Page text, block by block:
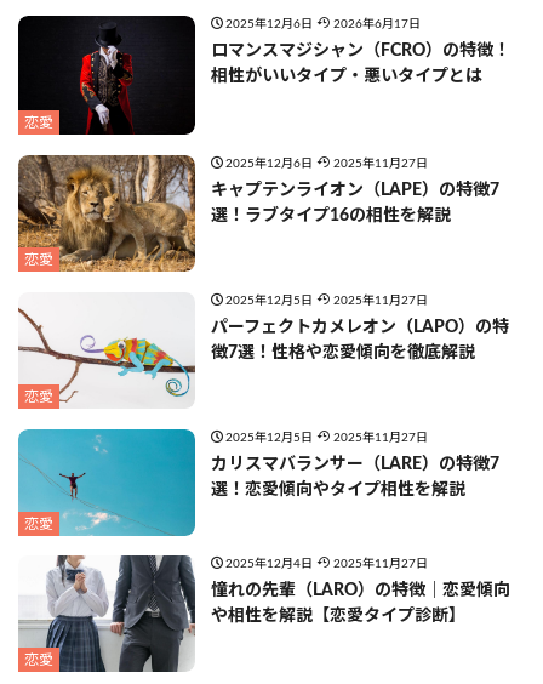
恋愛
2025年12月6日 2026年6月17日
ロマンスマジシャン（FCRO）の特徴！
相性がいいタイプ・悪いタイプとは
恋愛
2025年12月6日 2025年11月27日
キャプテンライオン（LAPE）の特徴7
選！ラブタイプ16の相性を解説
恋愛
2025年12月5日 2025年11月27日
パーフェクトカメレオン（LAPO）の特
徴7選！性格や恋愛傾向を徹底解説
恋愛
2025年12月5日 2025年11月27日
カリスマバランサー（LARE）の特徴7
選！恋愛傾向やタイプ相性を解説
恋愛
2025年12月4日 2025年11月27日
憧れの先輩（LARO）の特徴｜恋愛傾向
や相性を解説【恋愛タイプ診断】